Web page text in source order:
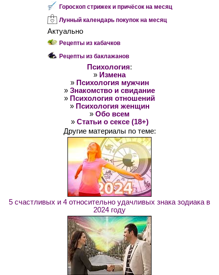
Гороскоп стрижек и причёсок на месяц
Лунный календарь покупок на месяц
Актуально
Рецепты из кабачков
Рецепты из баклажанов
Психология:
» Измена
» Психология мужчин
» Знакомство и свидание
» Психология отношений
» Психология женщин
» Обо всем
» Статьи о сексе (18+)
Другие материалы по теме:
5 счастливых и 4 относительно удачливых знака зодиака в
2024 году